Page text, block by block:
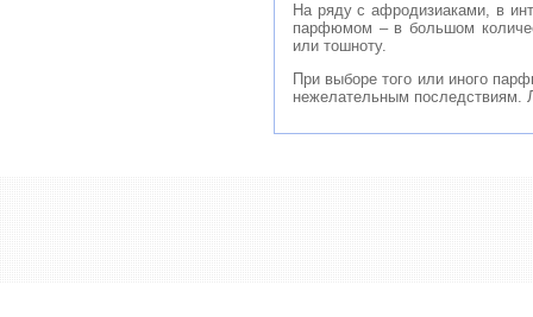
На ряду с афродизиаками, в
парфюмом – в большом
или тошноту.
При выборе того или иного
нежелательным последствиям.